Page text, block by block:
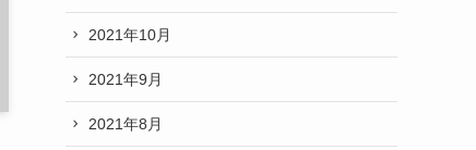
2021年10月
2021年9月
2021年8月